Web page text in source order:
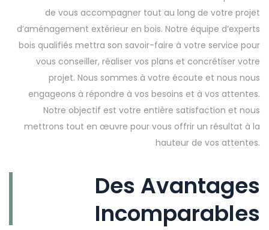
de vous accompagner tout au long de votre projet
d’aménagement extérieur en bois. Notre équipe d’experts
bois qualifiés mettra son savoir-faire à votre service pour
vous conseiller, réaliser vos plans et concrétiser votre
projet. Nous sommes à votre écoute et nous nous
engageons à répondre à vos besoins et à vos attentes.
Notre objectif est votre entière satisfaction et nous
mettrons tout en œuvre pour vous offrir un résultat à la
hauteur de vos attentes.
Des Avantages
Incomparables